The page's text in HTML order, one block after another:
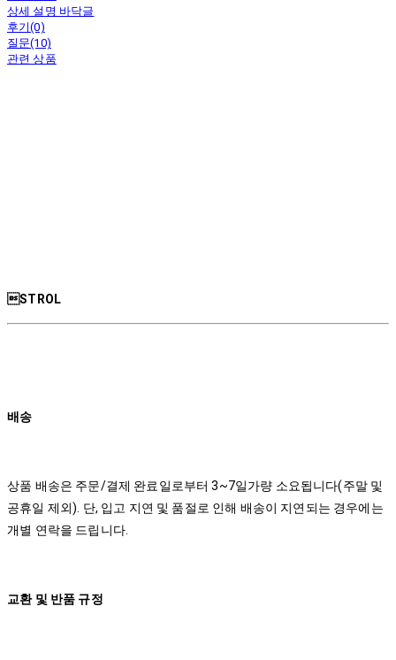
상세 설명 바닥글
후기(0)
질문(10)
관련 상품
STROL
배송
상품 배송은 주문/결제 완료일로부터 3~7일가량 소요됩니다(주말 및
공휴일 제외). 단, 입고 지연 및 품절로 인해 배송이 지연되는 경우에는
개별 연락을 드립니다.
교환 및 반품 규정